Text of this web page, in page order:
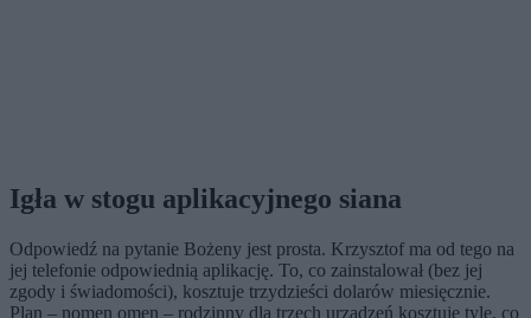
Igła w stogu aplikacyjnego siana
Odpowiedź na pytanie Bożeny jest prosta. Krzysztof ma od tego na
jej telefonie odpowiednią aplikację. To, co zainstalował (bez jej
zgody i świadomości), kosztuje trzydzieści dolarów miesięcznie.
Plan – nomen omen – rodzinny dla trzech urządzeń kosztuje tyle, co